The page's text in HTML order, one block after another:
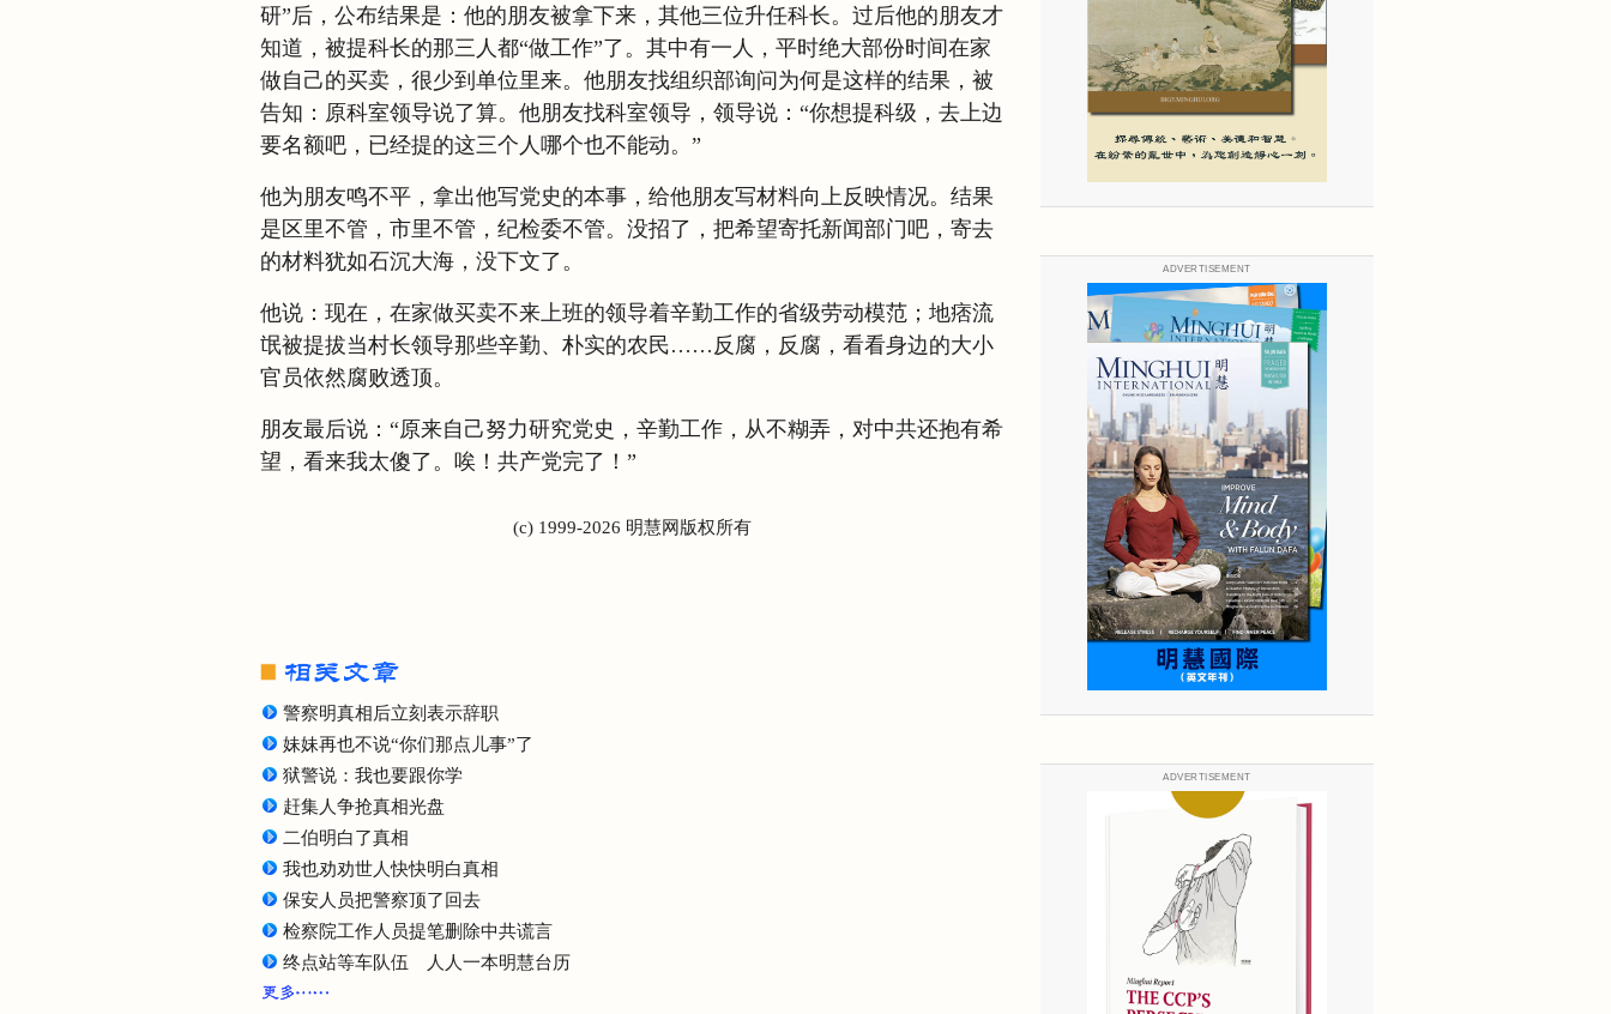
研”后，公布结果是：他的朋友被拿下来，其他三位升任科长。过后他的朋友才
知道，被提科长的那三人都“做工作”了。其中有一人，平时绝大部份时间在家
做自己的买卖，很少到单位里来。他朋友找组织部询问为何是这样的结果，被
告知：原科室领导说了算。他朋友找科室领导，领导说：“你想提科级，去上边
要名额吧，已经提的这三个人哪个也不能动。”
他为朋友鸣不平，拿出他写党史的本事，给他朋友写材料向上反映情况。结果
是区里不管，市里不管，纪检委不管。没招了，把希望寄托新闻部门吧，寄去
的材料犹如石沉大海，没下文了。
他说：现在，在家做买卖不来上班的领导着辛勤工作的省级劳动模范；地痞流
氓被提拔当村长领导那些辛勤、朴实的农民……反腐，反腐，看看身边的大小
官员依然腐败透顶。
朋友最后说：“原来自己努力研究党史，辛勤工作，从不糊弄，对中共还抱有希
望，看来我太傻了。唉！共产党完了！”
(c) 1999-2026 明慧网版权所有
警察明真相后立刻表示辞职
妹妹再也不说“你们那点儿事”了
狱警说：我也要跟你学
赶集人争抢真相光盘
二伯明白了真相
我也劝劝世人快快明白真相
保安人员把警察顶了回去
检察院工作人员提笔删除中共谎言
终点站等车队伍 人人一本明慧台历
ADVERTISEMENT
ADVERTISEMENT